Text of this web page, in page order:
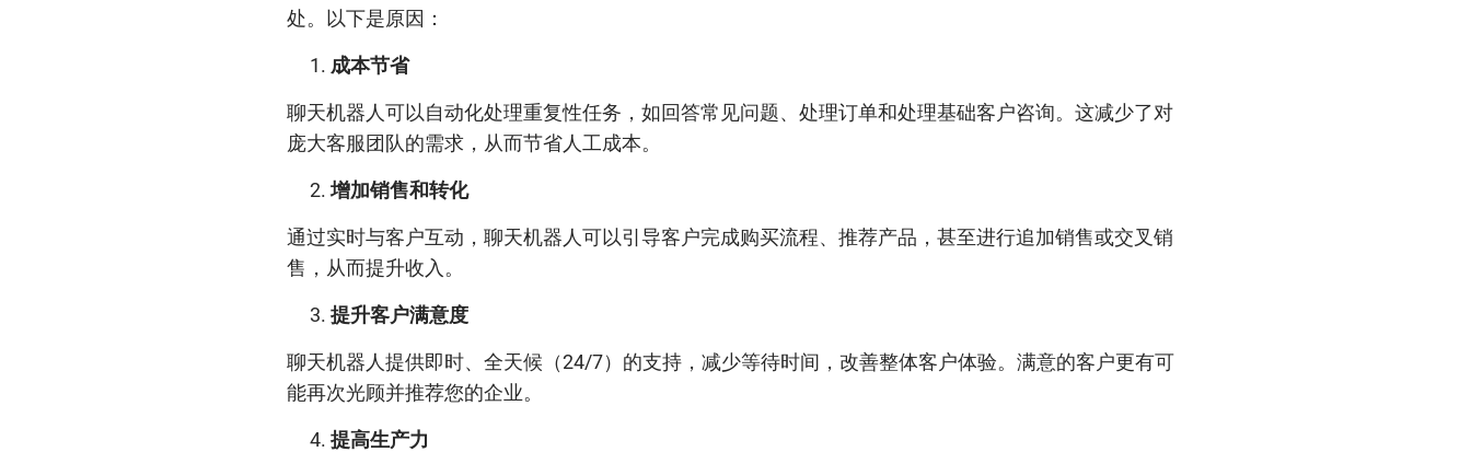
处。以下是原因：
成本节省
聊天机器人可以自动化处理重复性任务，如回答常见问题、处理订单和处理基础客户咨询。这减少了对
庞大客服团队的需求，从而节省人工成本。
增加销售和转化
通过实时与客户互动，聊天机器人可以引导客户完成购买流程、推荐产品，甚至进行追加销售或交叉销
售，从而提升收入。
提升客户满意度
聊天机器人提供即时、全天候（24/7）的支持，减少等待时间，改善整体客户体验。满意的客户更有可
能再次光顾并推荐您的企业。
提高生产力